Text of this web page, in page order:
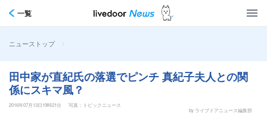
一覧
ニューストップ >
田中家が直紀氏の落選でピンチ 真紀子夫人との関
係にスキマ風？
2016年07月13日19時21分
写真：トピックニュース
by ライブドアニュース編集部